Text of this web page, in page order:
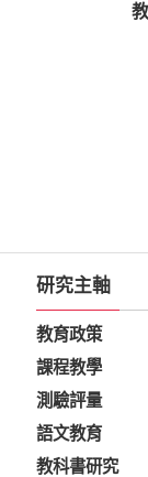
研究主軸
教育政策
課程教學
測驗評量
語文教育
教科書研究